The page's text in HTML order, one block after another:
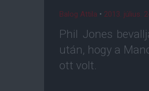
Balog Attila • 2013. július.
Phil Jones
után, hogy a
ott volt.